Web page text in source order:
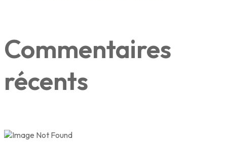
Commentaires
récents